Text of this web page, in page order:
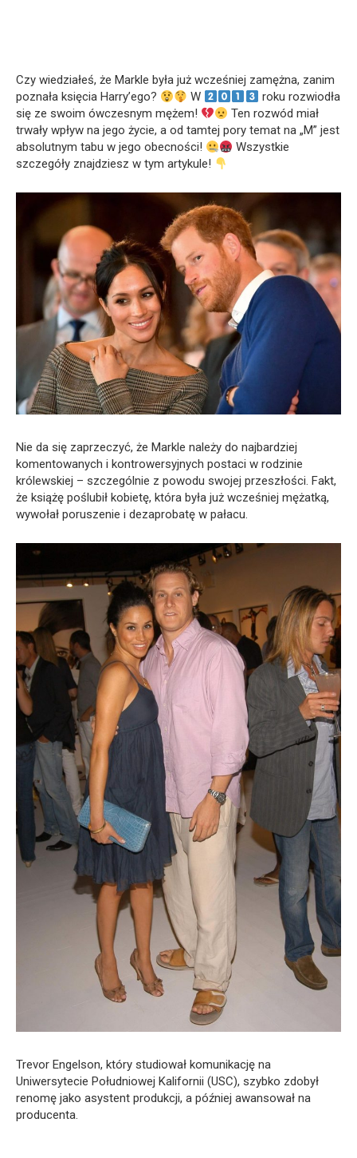
Czy wiedziałeś, że Markle była już wcześniej zamężna, zanim
poznała księcia Harry’ego?
W
roku rozwiodła
się ze swoim ówczesnym mężem!
Ten rozwód miał
trwały wpływ na jego życie, a od tamtej pory temat na „M” jest
absolutnym tabu w jego obecności!
Wszystkie
szczegóły znajdziesz w tym artykule!
Nie da się zaprzeczyć, że Markle należy do najbardziej
komentowanych i kontrowersyjnych postaci w rodzinie
królewskiej – szczególnie z powodu swojej przeszłości. Fakt,
że książę poślubił kobietę, która była już wcześniej mężatką,
wywołał poruszenie i dezaprobatę w pałacu.
Trevor Engelson, który studiował komunikację na
Uniwersytecie Południowej Kalifornii (USC), szybko zdobył
renomę jako asystent produkcji, a później awansował na
producenta.